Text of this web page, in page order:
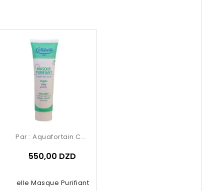
Masque Purifiant Argil
Par : Aquafortain Cosmetics
550,00 DZD